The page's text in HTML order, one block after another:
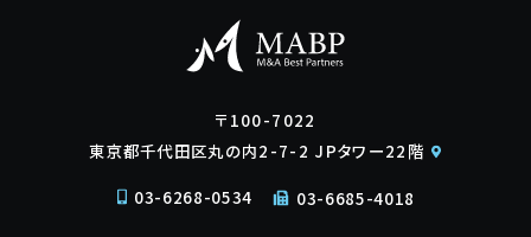
〒100-7022
東京都千代田区丸の内2-7-2 JPタワー22階
03-6268-0534
03-6685-4018